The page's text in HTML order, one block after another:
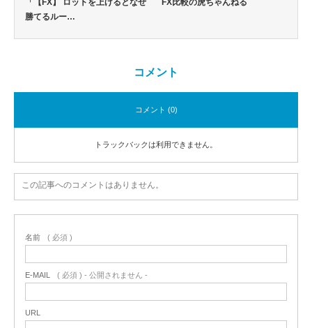
勝てるルー…
コメント
コメント (0)
トラックバックは利用できません。
この記事へのコメントはありません。
名前 ( 必須 )
E-MAIL ( 必須 ) - 公開されません -
URL